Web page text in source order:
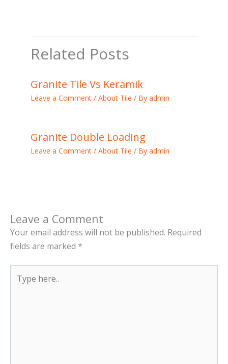
Related Posts
Granite Tile Vs Keramik
Leave a Comment / About Tile / By admin
Granite Double Loading
Leave a Comment / About Tile / By admin
Leave a Comment
Your email address will not be published. Required
fields are marked *
here..